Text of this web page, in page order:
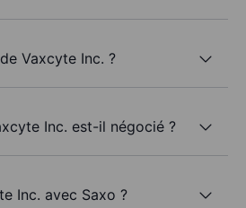
Vaxcyte Inc. ?
Inc. est-il négocié ?
Inc. avec Saxo ?